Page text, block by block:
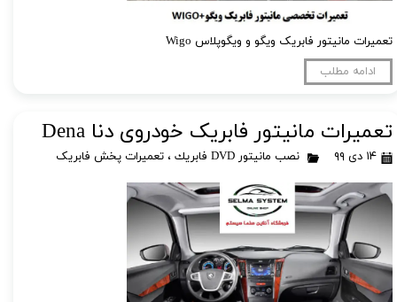
تعمیرات مانیتور فابریک ویگو و ویگوپلاس Wigo
ادامه مطلب
تعمیرات مانیتور فابریک خودروی دنا Dena
۱۴ دی ۹۹ نصب مانيتور DVD فابريك ، تعمیرات پخش فابریک